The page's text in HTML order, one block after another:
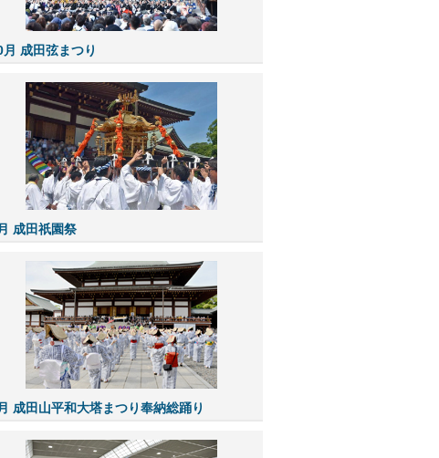
月 成田弦まつり
成田祇園祭
成田山平和大塔まつり奉納総踊り